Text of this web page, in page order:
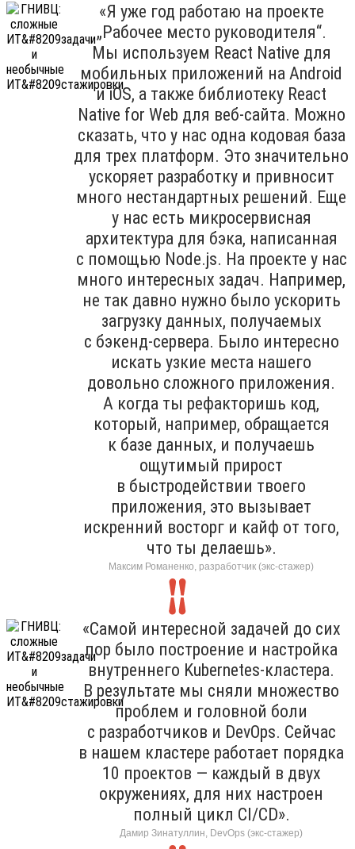
«Я уже год работаю на проекте
„Рабочее место руководителя“.
Мы используем React Native для
мобильных приложений на Android
и iOS, а также библиотеку React
Native for Web для веб-сайта. Можно
сказать, что у нас одна кодовая база
для трех платформ. Это значительно
ускоряет разработку и привносит
много нестандартных решений. Еще
у нас есть микросервисная
архитектура для бэка, написанная
с помощью Node.js. На проекте у нас
много интересных задач. Например,
не так давно нужно было ускорить
загрузку данных, получаемых
с бэкенд-сервера. Было интересно
искать узкие места нашего
довольно сложного приложения.
А когда ты рефакторишь код,
который, например, обращается
к базе данных, и получаешь
ощутимый прирост
в быстродействии твоего
приложения, это вызывает
искренний восторг и кайф от того,
что ты делаешь».
Максим Романенко, разработчик (экс-стажер)
«Самой интересной задачей до сих
пор было построение и настройка
внутреннего Kubernetes-кластера.
В результате мы сняли множество
проблем и головной боли
с разработчиков и DevOps. Сейчас
в нашем кластере работает порядка
10 проектов — каждый в двух
окружениях, для них настроен
полный цикл CI/CD».
Дамир Зинатуллин, DevOps (экс-стажер)